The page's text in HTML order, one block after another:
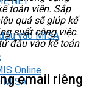
vào MISA
Online
MISA
toán viên. Sắp
quả sẽ giúp kế
suất công việc.
đầu vào kế toán
email riêng